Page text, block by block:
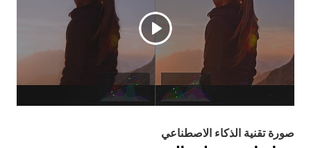
صورة تقنية الذكاء الاصطناعي